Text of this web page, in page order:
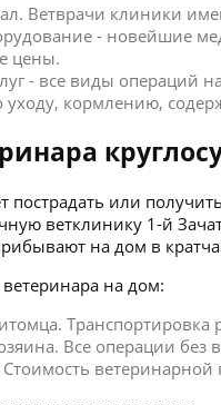
Ветврачи клиники
- новейшие
цены.
- все виды операций
кормлению,
или
ветклинику 1-й
на дом в
на дом:
Все операции без
ветеринарной